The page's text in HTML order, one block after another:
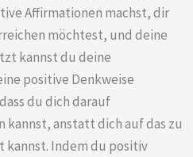
Affirmationen machst, dir
möchtest, und deine
kannst du deine
positive Denkweise
du dich darauf
kannst, anstatt dich auf das zu
kannst. Indem du positiv